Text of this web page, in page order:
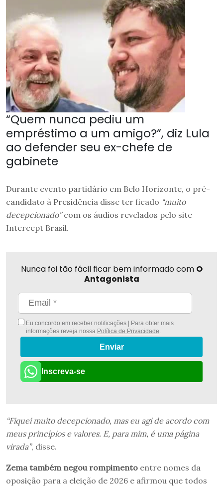
“Quem nunca pediu um
empréstimo a um amigo?”, diz Lula
ao defender seu ex-chefe de
gabinete
Durante evento partidário em Belo Horizonte, o pré-
candidato à Presidência disse ter ficado “muito
decepcionado”com os áudios revelados pelo site
Intercept Brasil.
Nunca foi tão fácil ficar bem informado com O
Antagonista
Eu concordo em receber notificações | Para obter mais
informações reveja nossa Política de Privacidade
Enviar
Inscreva-se
“Fiquei muito decepcionado, mas eu agi de acordo com
meus princípios e valores. E, para mim, é uma página
virada”, disse.
Zema também negou rompimento entre nomes da
oposição para a eleição de 2026 e afirmou que todos